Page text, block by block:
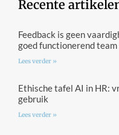
Recente
Feedback is geen
goed functionerend team
Lees verder »
Ethische tafel AI in HR:
gebruik
Lees verder »